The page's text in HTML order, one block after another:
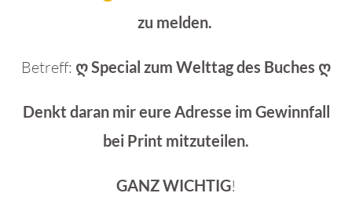
zu melden.
Betreff: ღ Special zum Welttag des Buches ღ
Denkt daran mir eure Adresse im Gewinnfall
bei Print mitzuteilen.
GANZ WICHTIG!